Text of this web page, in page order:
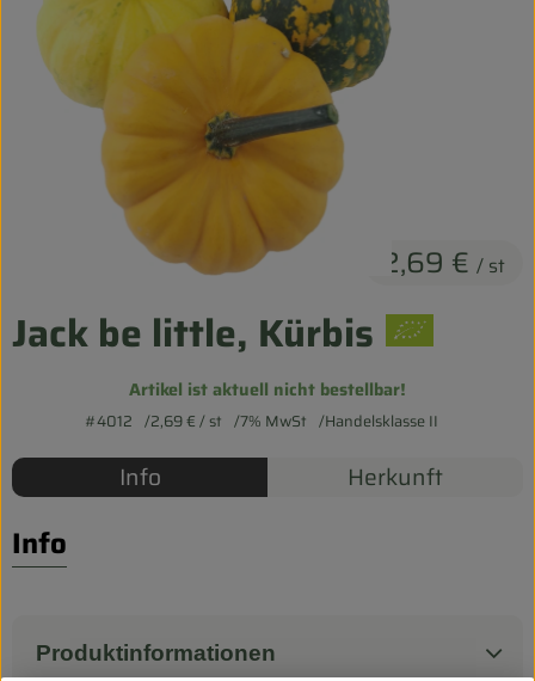
Entspannt durch die FERIEN
Obst & Gemüse
Kühltheke
Backwaren
Vorratskammer
Kosmetik
Haus & Garten
Biohof erleben
Biokorb so geht`s
Firmenkunden
Jack be little, Kürbis
2,69 € / st
Artikel ist aktuell nicht bestellbar!
#4012 2,69 €/ st 7% MwSt Handelsklasse II
Info Herkunft
Info
Produktinformationen